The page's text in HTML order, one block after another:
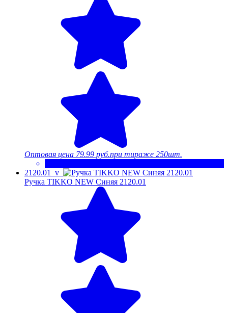
Оптовая цена 79.99 руб.при тираже 250шт.
2120.01_v
Ручка TIKKO NEW Синяя 2120.01